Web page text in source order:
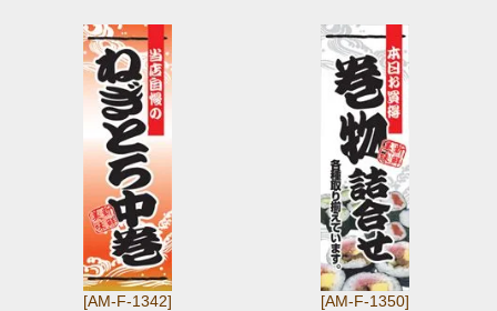
[AM-F-1342] [AM-F-1350]